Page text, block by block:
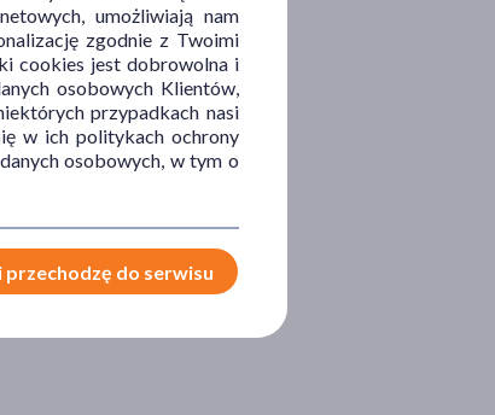
umożliwiają nam
zgodnie z Twoimi
cookies jest dobrowolna i
osobowych Klientów,
przypadkach nasi
w ich politykach ochrony
osobowych, w tym o
przechodzę do serwisu